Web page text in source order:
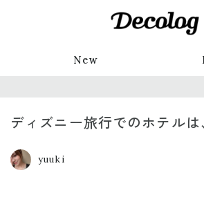
New
ディズニー旅行でのホテル
yuuki